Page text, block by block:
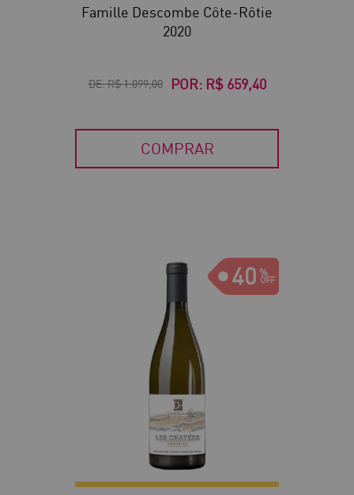
Famille Descombe Côte-Rôtie
2020
DE:R$ 1.099,00 POR: R$ 659,40
COMPRAR
40